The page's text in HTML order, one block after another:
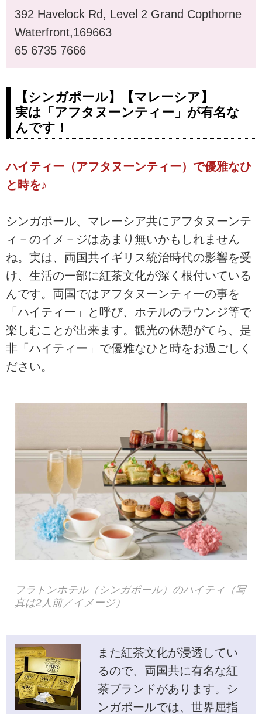
392 Havelock Rd, Level 2 Grand Copthorne
Waterfront,169663
65 6735 7666
【シンガポール】【マレーシア】
実は「アフタヌーンティー」が有名な
んです！
ハイティー（アフタヌーンティー）で優雅なひ
と時を♪
シンガポール、マレーシア共にアフタヌーンテ
ィ－のイメ－ジはあまり無いかもしれません
ね。実は、両国共イギリス統治時代の影響を受
け、生活の一部に紅茶文化が深く根付いている
んです。両国ではアフタヌーンティーの事を
「ハイティー」と呼び、ホテルのラウンジ等で
楽しむことが出来ます。観光の休憩がてら、是
非「ハイティー」で優雅なひと時をお過ごしく
ださい。
フラトンホテル（シンガポール）のハイティ（写
真は2人前／イメージ）
また紅茶文化が浸透してい
るので、両国共に有名な紅
茶ブランドがあります。シ
ンガポールでは、世界屈指